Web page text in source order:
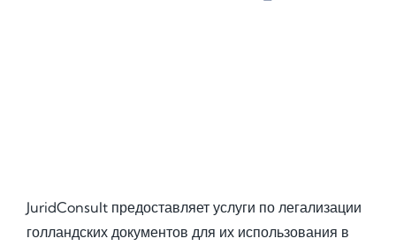
JuridConsult предоставляет услуги по легализации
голландских документов для их использования в